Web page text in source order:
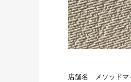
店舗名 メソッドマ